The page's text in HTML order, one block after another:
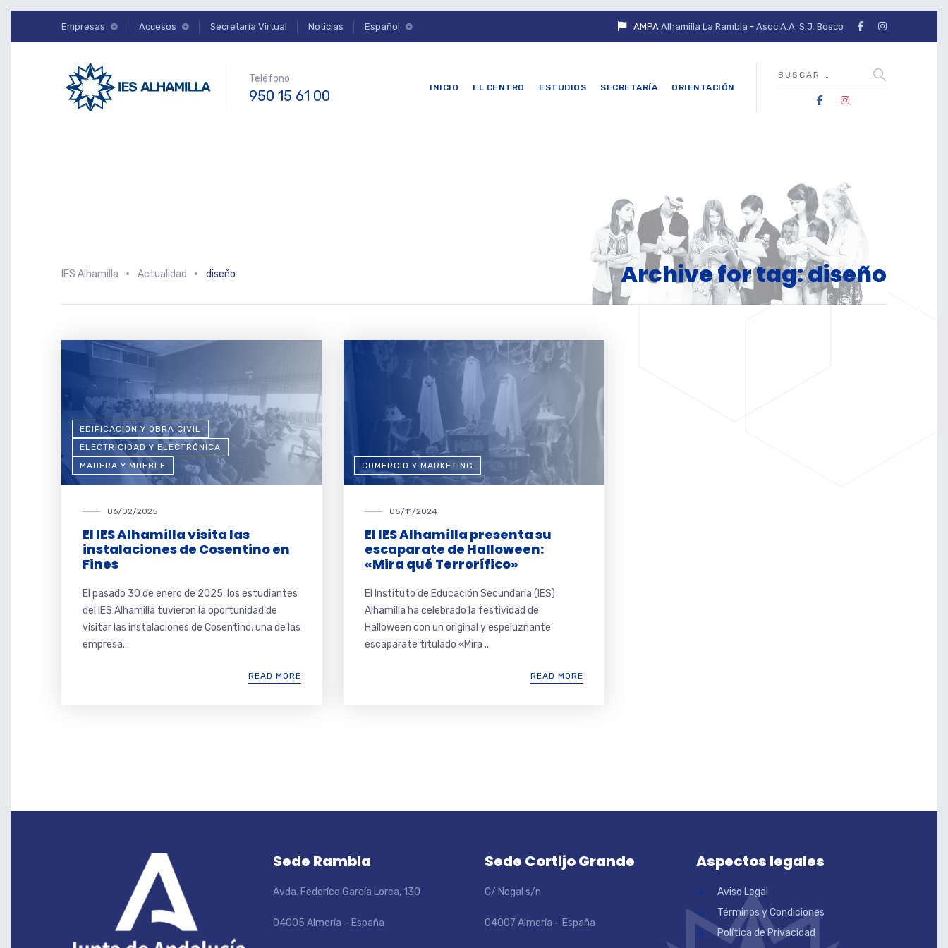
Empresas Accesos Secretaría Virtual Noticias Español AMPA Alhamilla La Rambla - Asoc.A.A. S.J. Bosco
Teléfono
950 15 61 00 INICIO EL CENTRO ESTUDIOS SECRETARÍA ORIENTACIÓN
Archive for tag: diseño
IES Alhamilla Actualidad diseño
EDIFICACIÓN Y OBRA CIVIL
ELECTRICIDAD Y ELECTRÓNICA
MADERA Y MUEBLE
06/02/2025
El IES Alhamilla visita las
instalaciones de Cosentino en
Fines
El pasado 30 de enero de 2025, los estudiantes
del IES Alhamilla tuvieron la oportunidad de
visitar las instalaciones de Cosentino, una de las
empresa...
READ MORE
COMERCIO Y MARKETING
05/11/2024
El IES Alhamilla presenta su
escaparate de Halloween:
«Mira qué Terrorífico»
El Instituto de Educación Secundaria (IES)
Alhamilla ha celebrado la festividad de
Halloween con un original y espeluznante
escaparate titulado «Mira ...
READ MORE
Sede Rambla
Avda. Federíco García Lorca, 130
04005 Almería – España
Sede Cortijo Grande
C/ Nogal s/n
04007 Almería – España
Aspectos legales
Aviso Legal
Términos y Condiciones
Política de Privacidad